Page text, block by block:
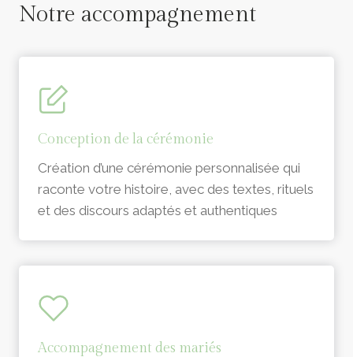
Notre accompagnement
Conception de la cérémonie
Création d’une cérémonie personnalisée qui
raconte votre histoire, avec des textes, rituels
et des discours adaptés et authentiques
Accompagnement des mariés